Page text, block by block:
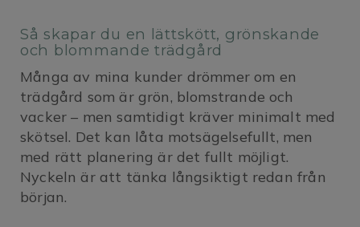
Så skapar du en lättskött, grönskande
och blommande trädgård
Många av mina kunder drömmer om en
trädgård som är grön, blomstrande och
vacker – men samtidigt kräver minimalt med
skötsel. Det kan låta motsägelsefullt, men
med rätt planering är det fullt möjligt.
Nyckeln är att tänka långsiktigt redan från
början.